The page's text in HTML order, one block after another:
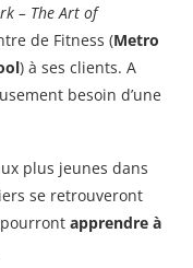
– The Art of
de Fitness (Metro
) à ses clients. A
besoin d’une
plus jeunes dans
se retrouveront
apprendre à